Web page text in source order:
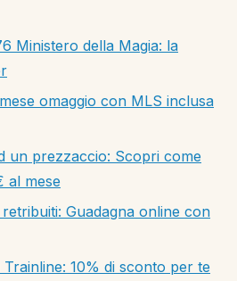
Ministero della Magia: la
omaggio con MLS inclusa
un prezzaccio: Scopri come
al mese
Guadagna online con
10% di sconto per te